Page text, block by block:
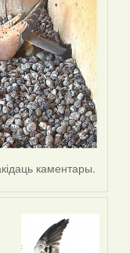
каментары.